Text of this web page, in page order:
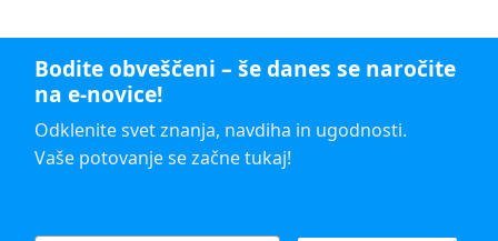
Bodite obveščeni – še danes se naročite
na e-novice!
Odklenite svet znanja, navdiha in ugodnosti.
Vaše potovanje se začne tukaj!